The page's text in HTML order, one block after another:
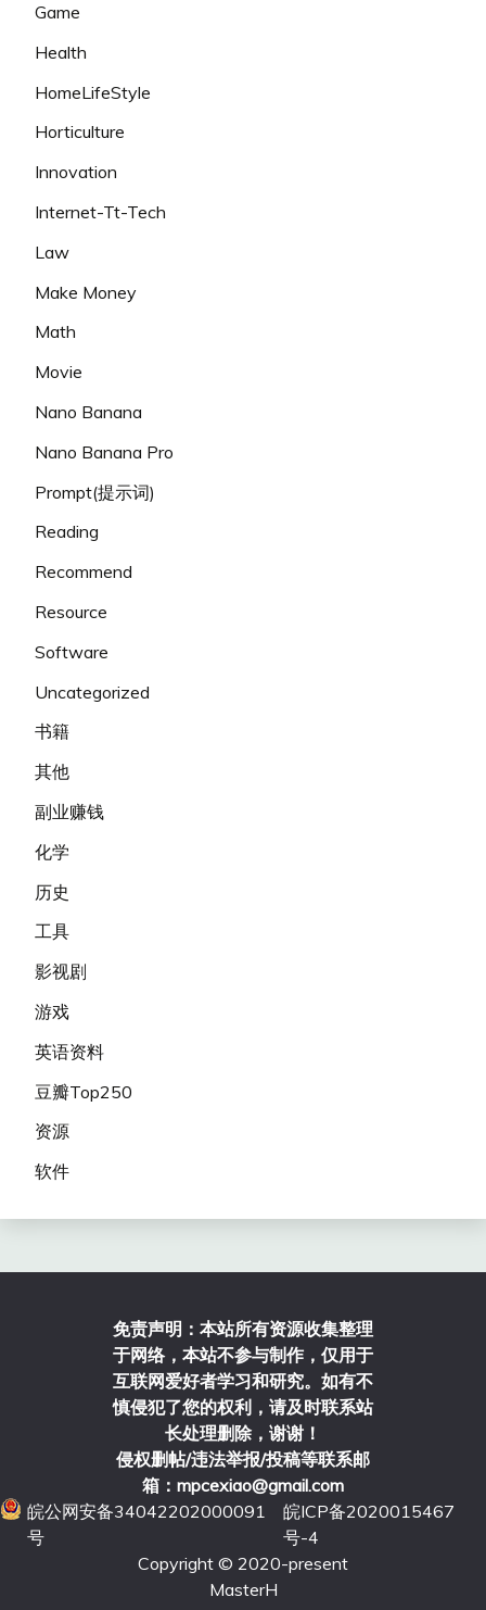
Game
Health
HomeLifeStyle
Horticulture
Innovation
Internet-Tt-Tech
Law
Make Money
Math
Movie
Nano Banana
Nano Banana Pro
Prompt(提示词)
Reading
Recommend
Resource
Software
Uncategorized
书籍
其他
副业赚钱
化学
历史
工具
影视剧
游戏
英语资料
豆瓣Top250
资源
软件
免责声明：本站所有资源收集整理
于网络，本站不参与制作，仅用于
互联网爱好者学习和研究。如有不
慎侵犯了您的权利，请及时联系站
长处理删除，谢谢！
侵权删帖/违法举报/投稿等联系邮
箱：mpcexiao@gmail.com
皖公网安备34042202000091
号
皖ICP备2020015467
号-4
Copyright © 2020-present
MasterH